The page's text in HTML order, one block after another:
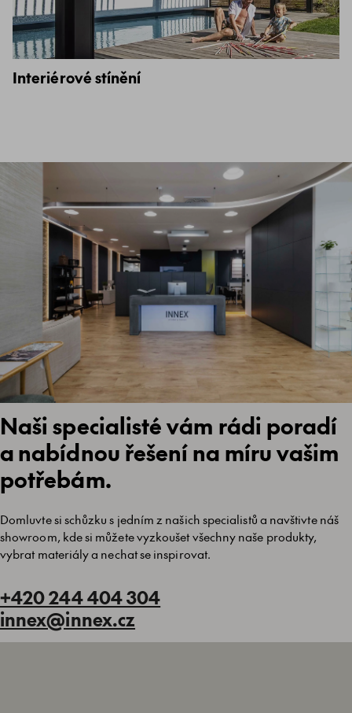
Interiérové stínění
Naši specialisté vám rádi poradí
a nabídnou řešení na míru vašim
potřebám.
Domluvte si schůzku s jedním z našich specialistů a navštivte náš
showroom, kde si můžete vyzkoušet všechny naše produkty,
vybrat materiály a nechat se inspirovat.
+420 244 404 304
innex@innex.cz